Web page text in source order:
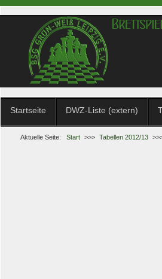
Startseite DWZ-Liste (extern)
Aktuelle Seite: Start >>> Tabellen 2012/13